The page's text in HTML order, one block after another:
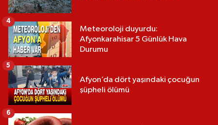
Meteoroloji duyurdu:
Afyonkarahisar 5 Günlük Hava
Durumu
4
Afyon’da dört yaşındaki çocuğun
şüpheli ölümü
5
6